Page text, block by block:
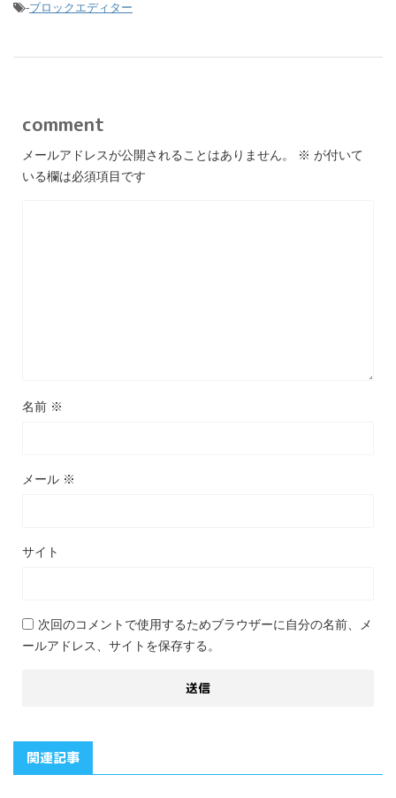
-ブロックエディター
comment
メールアドレスが公開されることはありません。 ※ が付いて
いる欄は必須項目です
名前 ※
メール ※
サイト
次回のコメントで使用するためブラウザーに自分の名前、メ
ールアドレス、サイトを保存する。
関連記事